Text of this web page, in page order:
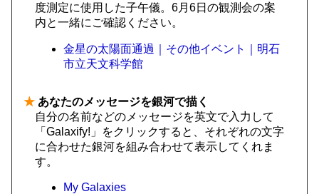
度測定に使用した子午儀。6月6日の観測会の案
内と一緒にご確認ください。
金星の太陽面通過｜その他イベント｜明石
市立天文科学館
★ あなたのメッセージを銀河で描く
自分の名前などのメッセージを英文で入力して
「Galaxify!」をクリックすると、それぞれの文字
に合わせた銀河を組み合わせて表示してくれま
す。
My Galaxies